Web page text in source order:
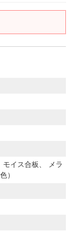
イス合板、 メラ
）